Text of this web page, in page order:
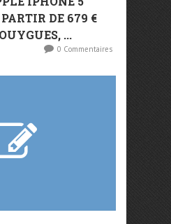
DE 679 €
...
0 Commentaires